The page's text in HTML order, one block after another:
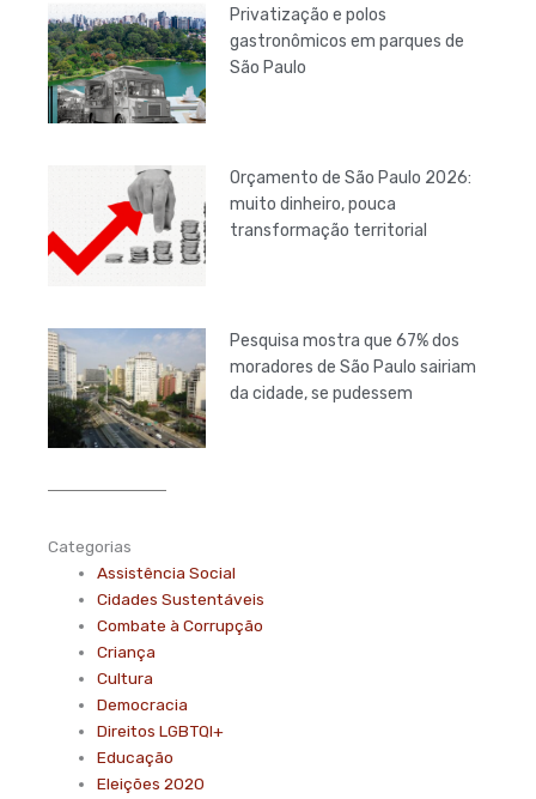
Privatização e polos
gastronômicos em parques de
São Paulo
Orçamento de São Paulo 2026:
muito dinheiro, pouca
transformação territorial
Pesquisa mostra que 67% dos
moradores de São Paulo sairiam
da cidade, se pudessem
Categorias
Assistência Social
Cidades Sustentáveis
Combate à Corrupção
Criança
Cultura
Democracia
Direitos LGBTQI+
Educação
Eleições 2020